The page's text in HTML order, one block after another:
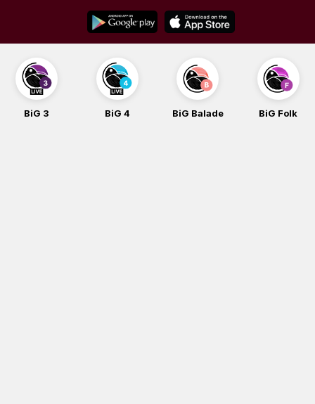
content
BiG 3 BiG 4 BiG Balade BiG Folk